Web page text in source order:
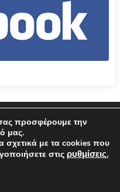
Πολιτική Απορρήτου
προσφέρουμε την
μας.
σχετικά με τα cookies που
στις ρυθμίσεις.